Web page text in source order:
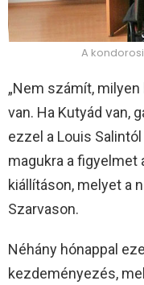
A
„Nem számít,
van. Ha Kutyád van,
ezzel a Louis
magukra a figyelmet
kiállításon, melyet a
Szarvason.
Néhány hónappal
kezdeményezés,